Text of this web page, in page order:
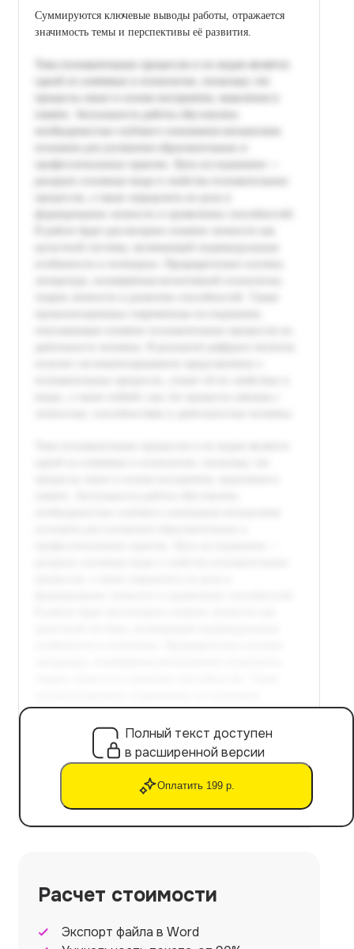
Суммируются ключевые выводы работы, отражается
значимость темы и перспективы её развития.
Полный текст доступен
в расширенной версии
Оплатить 199 р.
Расчет стоимости
Экспорт файла в Word